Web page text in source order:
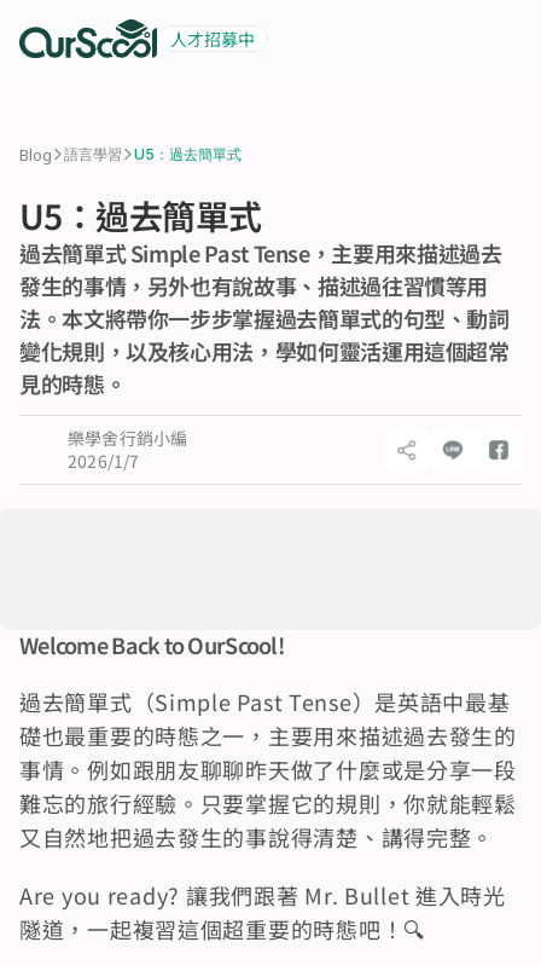
人才招募中
Blog>語言學習>U5：過去簡單式
U5：過去簡單式
過去簡單式 Simple Past Tense，主要用來描述過去
發生的事情，另外也有說故事、描述過往習慣等用
法。本文將帶你一步步掌握過去簡單式的句型、動詞
變化規則，以及核心用法，學如何靈活運用這個超常
見的時態。
樂學舍行銷小編
2026/1/7
Welcome Back to OurScool!
過去簡單式（Simple Past Tense）是英語中最基
礎也最重要的時態之一，主要用來描述過去發生的
事情。例如跟朋友聊聊昨天做了什麼或是分享一段
難忘的旅行經驗。只要掌握它的規則，你就能輕鬆
又自然地把過去發生的事說得清楚、講得完整。
Are you ready? 讓我們跟著 Mr. Bullet 進入時光
隧道，一起複習這個超重要的時態吧！🔍